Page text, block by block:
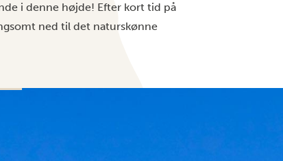
i denne højde! Efter kort tid på
ned til det naturskønne